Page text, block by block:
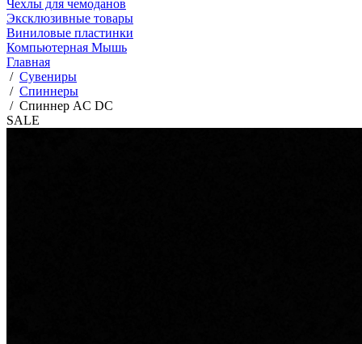
Чехлы для чемоданов
Эксклюзивные товары
Виниловые пластинки
Компьютерная Мышь
Главная
/ Сувениры
/ Спиннеры
/ Спиннер AC DC
SALE